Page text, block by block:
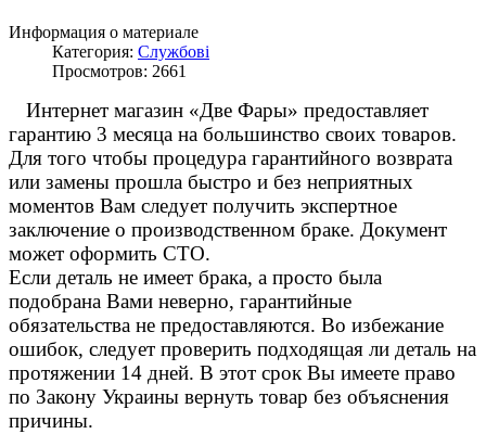
Информация о материале
Категория: Службові
Просмотров: 2661
Интернет магазин «Две Фары» предоставляет
гарантию 3 месяца на большинство своих товаров.
Для того чтобы процедура гарантийного возврата
или замены прошла быстро и без неприятных
моментов Вам следует получить экспертное
заключение о производственном браке. Документ
может оформить СТО.
Если деталь не имеет брака, а просто была
подобрана Вами неверно, гарантийные
обязательства не предоставляются. Во избежание
ошибок, следует проверить подходящая ли деталь на
протяжении 14 дней. В этот срок Вы имеете право
по Закону Украины вернуть товар без объяснения
причины.